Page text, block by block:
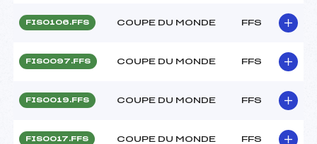
FIS0106.FFS COUPE DU MONDE FFS
FIS0097.FFS COUPE DU MONDE FFS
FIS0019.FFS COUPE DU MONDE FFS
FIS0017.FFS COUPE DU MONDE FFS